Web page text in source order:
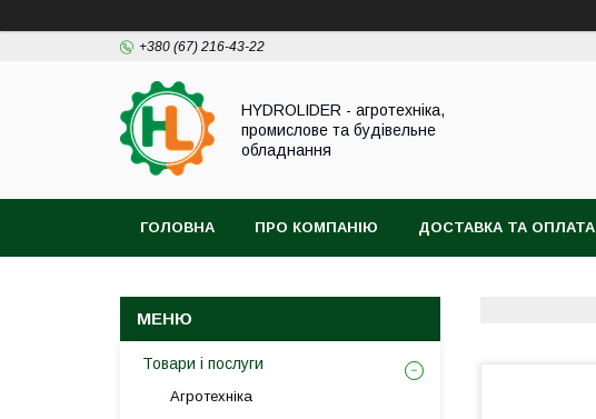
+380 (67) 216-43-22
HYDROLIDER - агротехніка,
промислове та будівельне
обладнання
ГОЛОВНА ПРО КОМПАНІЮ ДОСТАВКА ТА ОПЛАТА
Товари і послуги
Агротехніка